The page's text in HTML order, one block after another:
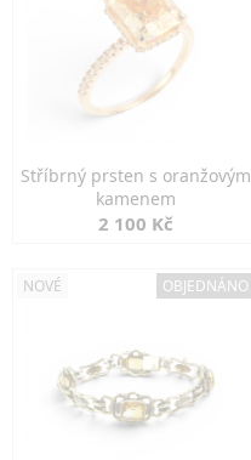
Stříbrný prsten s oranžovým
kamenem
2 100 Kč
NOVÉ OBJEDNÁNO